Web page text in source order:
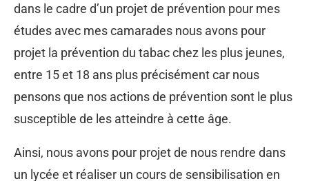
dans le cadre d’un projet de prévention pour mes
études avec mes camarades nous avons pour
projet la prévention du tabac chez les plus jeunes,
entre 15 et 18 ans plus précisément car nous
pensons que nos actions de prévention sont le plus
susceptible de les atteindre à cette âge.
Ainsi, nous avons pour projet de nous rendre dans
un lycée et réaliser un cours de sensibilisation en